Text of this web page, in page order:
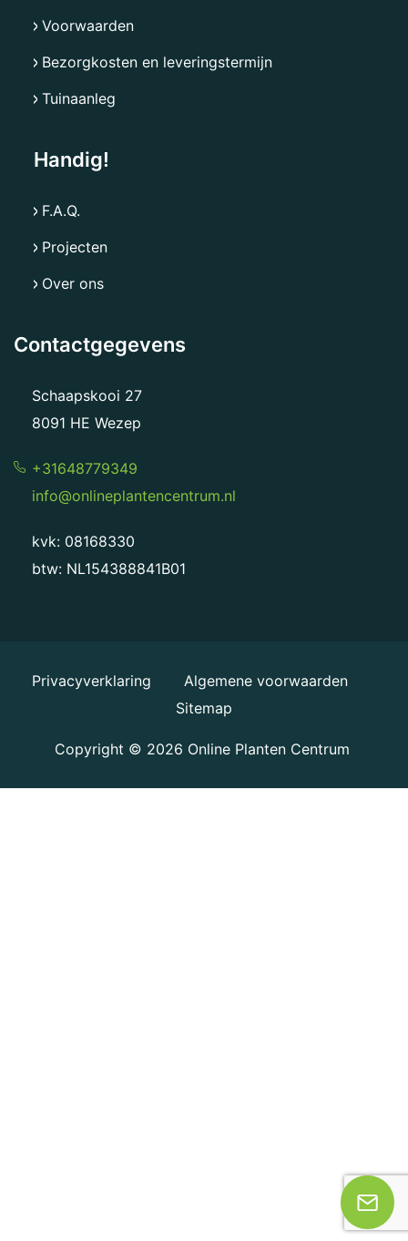
Voorwaarden
Bezorgkosten en leveringstermijn
Tuinaanleg
Handig!
F.A.Q.
Projecten
Over ons
Contactgegevens
Schaapskooi 27
8091 HE Wezep
+31648779349
info@onlineplantencentrum.nl
kvk: 08168330
btw: NL154388841B01
Privacyverklaring
Algemene voorwaarden
Sitemap
Copyright © 2026 Online Planten Centrum